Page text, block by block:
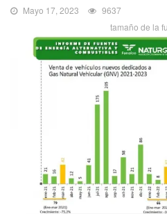
Mayo 17, 2023
9637
tamaño de la